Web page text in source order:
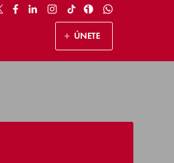
ÚNETE